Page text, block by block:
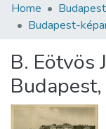
Communities &
Statistics
About us
Home
Budapest-
B. Eötvös